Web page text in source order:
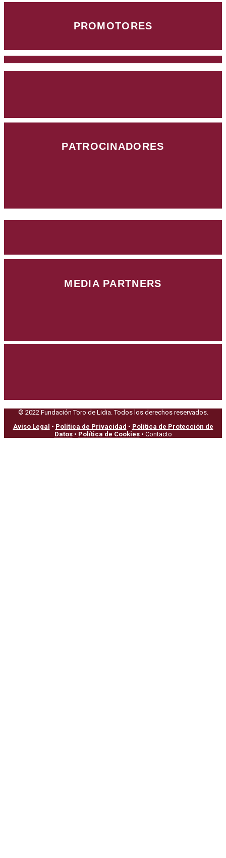
PROMOTORES
PATROCINADORES
MEDIA PARTNERS
© 2022 Fundación Toro de Lidia. Todos los derechos reservados.
Aviso Legal • Política de Privacidad • Política de Protección de
Datos• Política de Cookies• Contacto